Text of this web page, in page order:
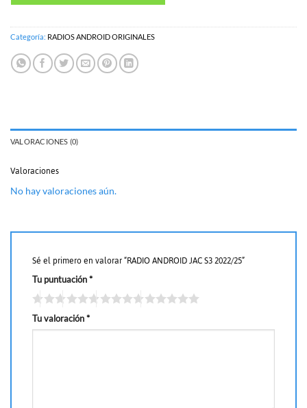
Categoría: RADIOS ANDROID ORIGINALES
VALORACIONES (0)
Valoraciones
No hay valoraciones aún.
Sé el primero en valorar “RADIO ANDROID JAC S3 2022/25”
Tu puntuación *
Tu valoración *